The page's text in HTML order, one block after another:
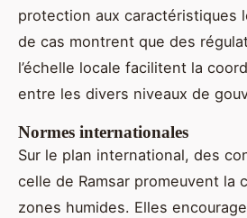
protection aux caractéristiques
de cas montrent que des
l’échelle locale facilitent la
entre les divers niveaux de
Normes internationales
Sur le plan international, des
celle de Ramsar promeuvent la
zones humides. Elles